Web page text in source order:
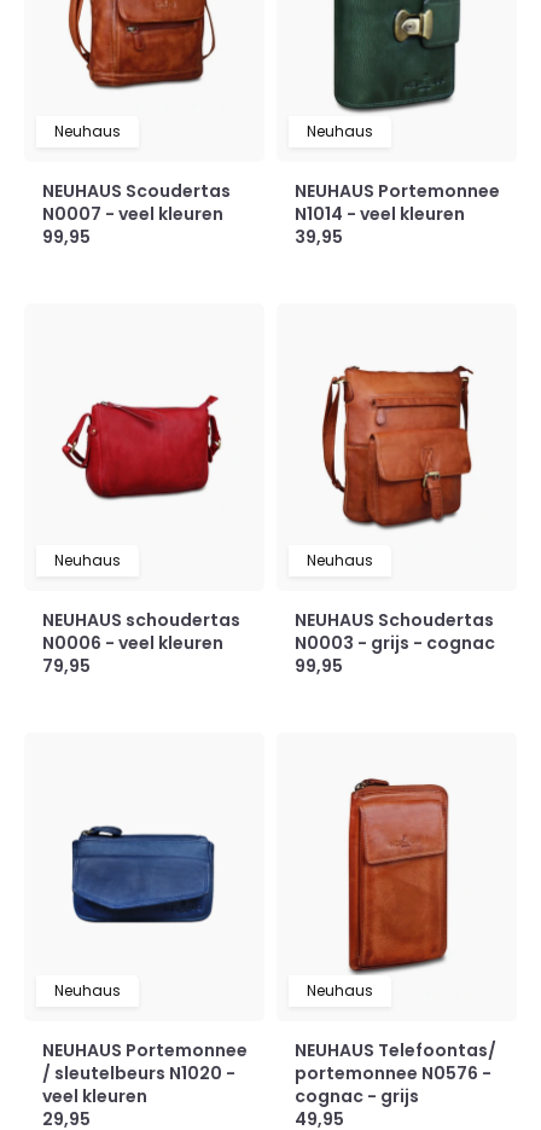
Neuhaus
NEUHAUS Scoudertas
N0007 - veel kleuren
99,95
Neuhaus
NEUHAUS Portemonnee
N1014 - veel kleuren
39,95
Neuhaus
NEUHAUS schoudertas
N0006 - veel kleuren
79,95
Neuhaus
NEUHAUS Schoudertas
N0003 - grijs - cognac
99,95
Neuhaus
NEUHAUS Portemonnee
/ sleutelbeurs N1020 -
veel kleuren
29,95
Neuhaus
NEUHAUS Telefoontas/
portemonnee N0576 -
cognac - grijs
49,95